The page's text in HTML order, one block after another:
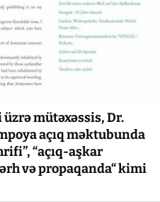
mütəxəssis, Dr.
açıq məktubunda
“açıq-aşkar
və propaqanda“ kimi